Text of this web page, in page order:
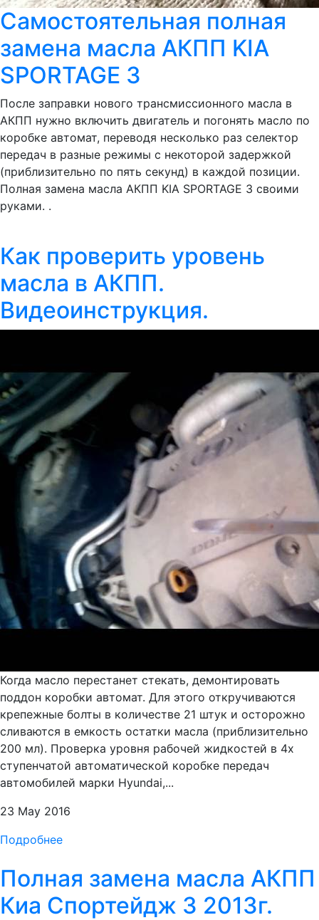
Самостоятельная полная
замена масла АКПП KIA
SPORTAGE 3
После заправки нового трансмиссионного масла в
АКПП нужно включить двигатель и погонять масло по
коробке автомат, переводя несколько раз селектор
передач в разные режимы с некоторой задержкой
(приблизительно по пять секунд) в каждой позиции.
Полная замена масла АКПП KIA SPORTAGE 3 своими
руками. .
Как проверить уровень
масла в АКПП.
Видеоинструкция.
Когда масло перестанет стекать, демонтировать
поддон коробки автомат. Для этого откручиваются
крепежные болты в количестве 21 штук и осторожно
сливаются в емкость остатки масла (приблизительно
200 мл). Проверка уровня рабочей жидкостей в 4х
ступенчатой автоматической коробке передач
автомобилей марки Hyundai,...
23 May 2016
Подробнее
Полная замена масла АКПП
Киа Спортейдж 3 2013г.